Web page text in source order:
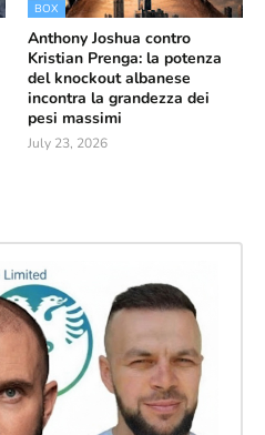
BOX
Anthony Joshua contro
Kristian Prenga: la potenza
del knockout albanese
incontra la grandezza dei
pesi massimi
July 23, 2026